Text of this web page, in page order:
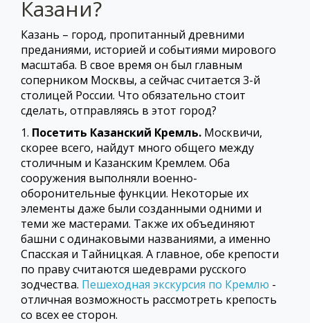
Казани?
Казань – город, пропитанный древними
преданиями, историей и событиями мирового
масштаба. В свое время он был главным
соперником Москвы, а сейчас считается 3-й
столицей России. Что обязательно стоит
сделать, отправляясь в этот город?
1. Посетить Казанский Кремль. Москвичи,
скорее всего, найдут много общего между
столичным и Казанским Кремлем. Оба
сооружения выполняли военно-
оборонительные функции. Некоторые их
элементы даже были созданными одними и
теми же мастерами. Также их объединяют
башни с одинаковыми названиями, а именно
Спасская и Тайницкая. А главное, обе крепости
по праву считаются шедеврами русского
зодчества. Пешеходная экскурсия по Кремлю -
отличная возможность рассмотреть крепость
со всех ее сторон.